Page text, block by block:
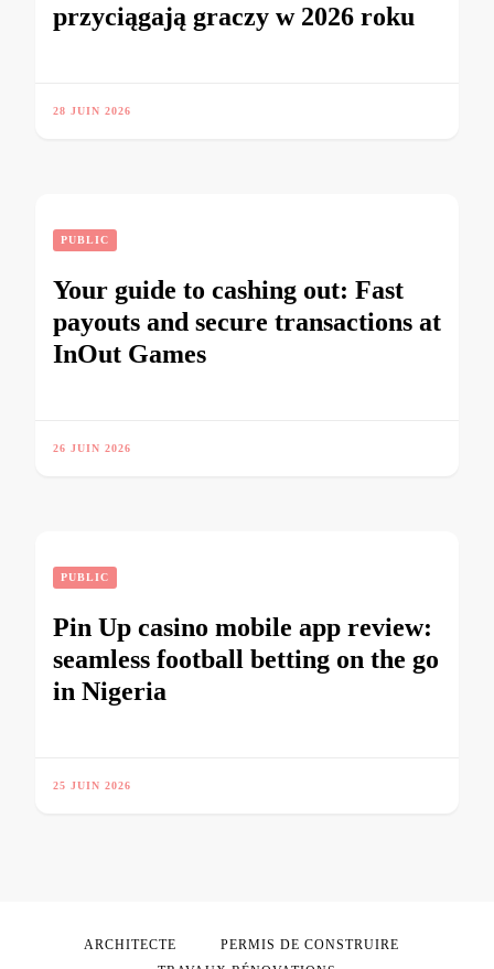
przyciągają graczy w 2026 roku
28 JUIN 2026
PUBLIC
Your guide to cashing out: Fast
payouts and secure transactions at
InOut Games
26 JUIN 2026
PUBLIC
Pin Up casino mobile app review:
seamless football betting on the go
in Nigeria
25 JUIN 2026
ARCHITECTE
PERMIS DE CONSTRUIRE